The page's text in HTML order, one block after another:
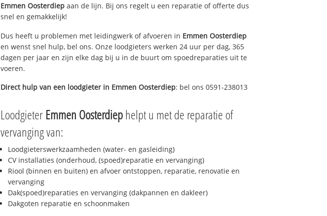
Emmen Oosterdiep aan de lijn. Bij ons regelt u een reparatie of offerte dus
snel en gemakkelijk!
Dus heeft u problemen met leidingwerk of afvoeren in Emmen Oosterdiep
en wenst snel hulp, bel ons. Onze loodgieters werken 24 uur per dag, 365
dagen per jaar en zijn elke dag bij u in de buurt om spoedreparaties uit te
voeren.
Direct hulp van een loodgieter in Emmen Oosterdiep: bel ons 0591-238013
Loodgieter Emmen Oosterdiephelpt u met de reparatie of
vervanging van:
Loodgieterswerkzaamheden (water- en gasleiding)
CV installaties (onderhoud, (spoed)reparatie en vervanging)
Riool (binnen en buiten) en afvoer ontstoppen, reparatie, renovatie en
vervanging
Dak(spoed)reparaties en vervanging (dakpannen en dakleer)
Dakgoten reparatie en schoonmaken